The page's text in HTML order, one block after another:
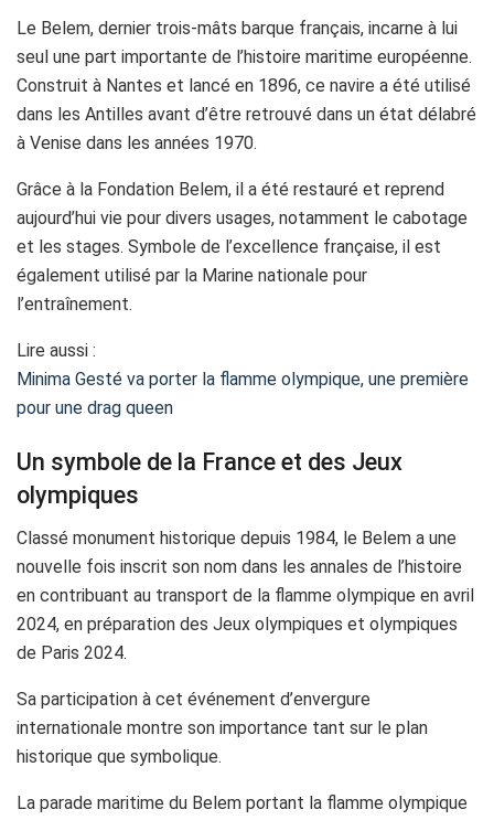
Le Belem, dernier trois-mâts barque français, incarne à lui
seul une part importante de l’histoire maritime européenne.
Construit à Nantes et lancé en 1896, ce navire a été utilisé
dans les Antilles avant d’être retrouvé dans un état délabré
à Venise dans les années 1970.
Grâce à la Fondation Belem, il a été restauré et reprend
aujourd’hui vie pour divers usages, notamment le cabotage
et les stages. Symbole de l’excellence française, il est
également utilisé par la Marine nationale pour
l’entraînement.
Lire aussi :
Minima Gesté va porter la flamme olympique, une première
pour une drag queen
Un symbole de la France et des Jeux
olympiques
Classé monument historique depuis 1984, le Belem a une
nouvelle fois inscrit son nom dans les annales de l’histoire
en contribuant au transport de la flamme olympique en avril
2024, en préparation des Jeux olympiques et olympiques
de Paris 2024.
Sa participation à cet événement d’envergure
internationale montre son importance tant sur le plan
historique que symbolique.
La parade maritime du Belem portant la flamme olympique